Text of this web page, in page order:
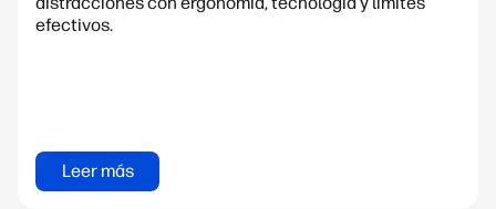
efectivos.
Leer más